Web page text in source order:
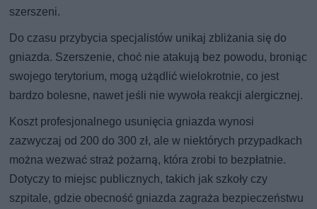
szerszeni.
Do czasu przybycia specjalistów unikaj zbliżania się do
gniazda. Szerszenie, choć nie atakują bez powodu, broniąc
swojego terytorium, mogą użądlić wielokrotnie, co jest
bardzo bolesne, nawet jeśli nie wywoła reakcji alergicznej.
Koszt profesjonalnego usunięcia gniazda wynosi
zazwyczaj od 200 do 300 zł, ale w niektórych przypadkach
można wezwać straż pożarną, która zrobi to bezpłatnie.
Dotyczy to miejsc publicznych, takich jak szkoły czy
szpitale, gdzie obecność gniazda zagraża bezpieczeństwu